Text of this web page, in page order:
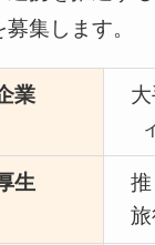
集します。
業
生
推